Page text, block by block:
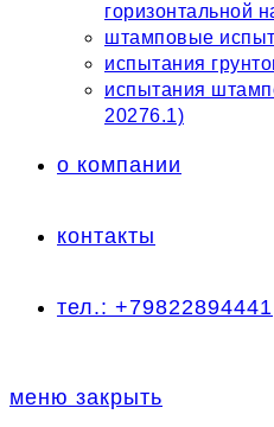
горизонтальной
штамповые
испытания
испытания
20276.1)
о компании
контакты
тел.: +79822894441
меню закрыть